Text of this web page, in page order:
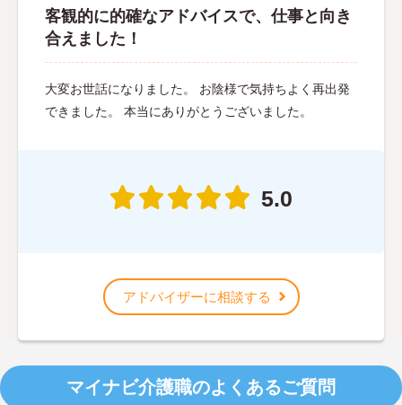
客観的に的確なアドバイスで、仕事と向き
合えました！
大変お世話になりました。 お陰様で気持ちよく再出発
できました。 本当にありがとうございました。
5.0
アドバイザーに相談する
マイナビ介護職のよくあるご質問